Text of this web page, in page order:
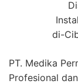
di-
PT. Medika
Profesional